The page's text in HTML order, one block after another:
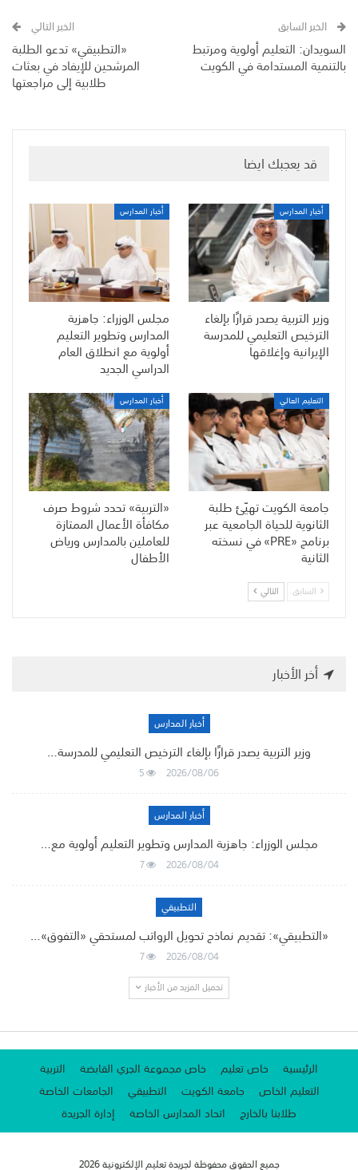
الخبر السابق
السويدان: التعليم أولوية ومرتبط
بالتنمية المستدامة في الكويت
الخبر التالي
«التطبيقي» تدعو الطلبة
المرشحين للإيفاد في بعثات
طلابية إلى مراجعتها
قد يعجبك ايضا
أخبار المدارس
وزير التربية يصدر قرارًا بإلغاء
الترخيص التعليمي للمدرسة
الإيرانية وإغلاقها
أخبار المدارس
مجلس الوزراء: جاهزية
المدارس وتطوير التعليم
أولوية مع انطلاق العام
الدراسي الجديد
التعليم العالي
جامعة الكويت تهيّئ طلبة
الثانوية للحياة الجامعية عبر
برنامج «PRE» في نسخته
الثانية
أخبار المدارس
«التربية» تحدد شروط صرف
مكافأة الأعمال الممتازة
للعاملين بالمدارس ورياض
الأطفال
السابق التالي
أخر الأخبار
أخبار المدارس
وزير التربية يصدر قرارًا بإلغاء الترخيص التعليمي للمدرسة…
2026/08/06
5
أخبار المدارس
مجلس الوزراء: جاهزية المدارس وتطوير التعليم أولوية مع…
2026/08/04
7
التطبيقي
«التطبيقي»: تقديم نماذج تحويل الرواتب لمستحقي «التفوق»…
2026/08/04
7
تحميل المزيد من الأخبار
الرئيسية خاص تعليم خاص مجموعة الجري القابضة
التربية
التعليم الخاص
جامعة الكويت التطبيقي
الجامعات الخاصة
طلابنا بالخارج
اتحاد المدارس الخاصة إدارة الجريدة
جميع الحقوق محفوظة لجريدة تعليم الإلكترونية 2026